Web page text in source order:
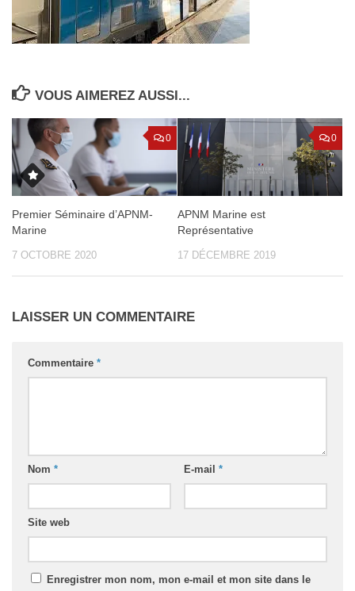
VOUS AIMEREZ AUSSI...
0
Premier Séminaire d’APNM-
Marine
7 OCTOBRE 2020
0
APNM Marine est
Représentative
17 DÉCEMBRE 2019
LAISSER UN COMMENTAIRE
Commentaire *
Nom * E-mail *
Site web
Enregistrer mon nom, mon e-mail et mon site dans le